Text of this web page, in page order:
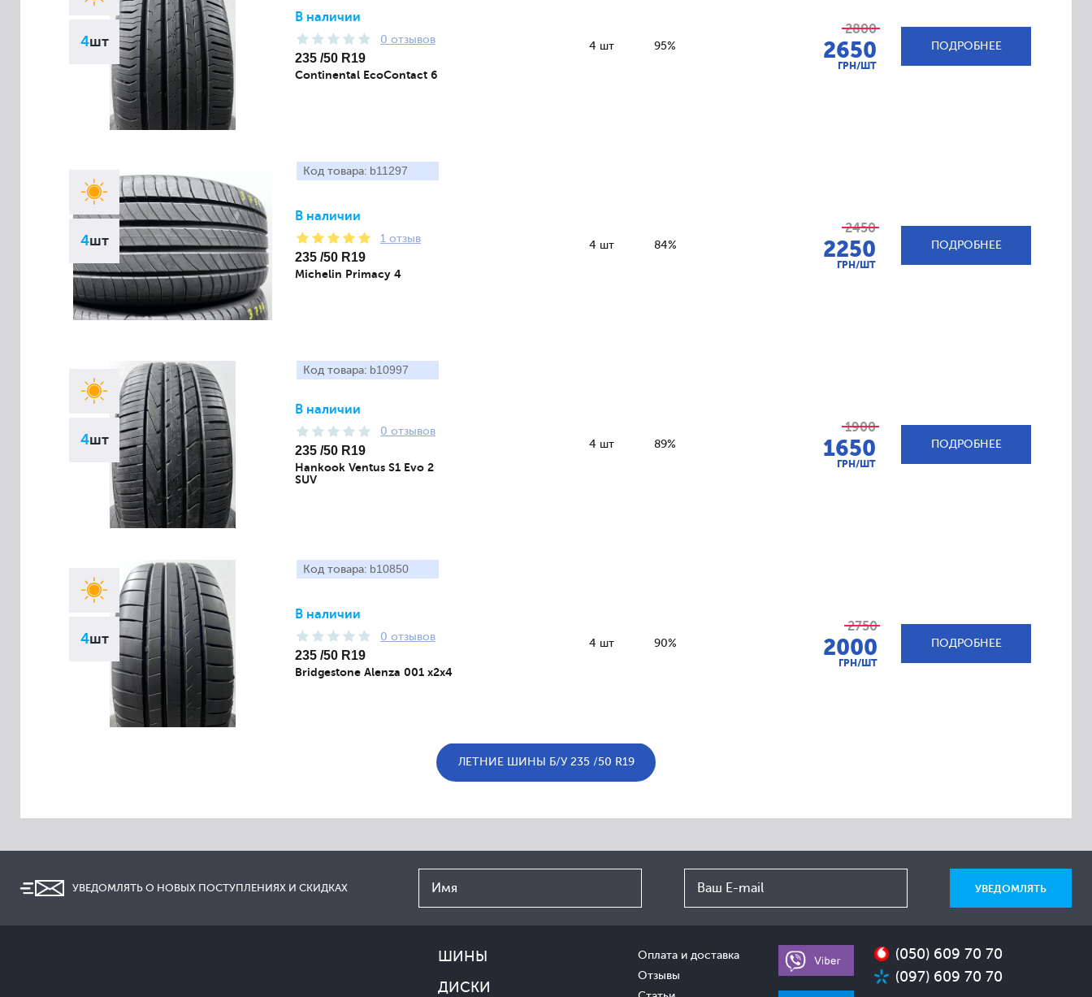
4шт
В наличии
0 отзывов
235 /50 R19
Continental EcoContact 6
4 шт 95%
2800
2650
ГРН/ШТ
ПОДРОБНЕЕ
4шт
Код товара: b11297
В наличии
1 отзыв
235 /50 R19
Michelin Primacy 4
4 шт 84%
2450
2250
ГРН/ШТ
ПОДРОБНЕЕ
4шт
Код товара: b10997
В наличии
0 отзывов
235 /50 R19
Hankook Ventus S1 Evo 2
SUV
4 шт 89%
1900
1650
ГРН/ШТ
ПОДРОБНЕЕ
4шт
Код товара: b10850
В наличии
0 отзывов
235 /50 R19
Bridgestone Alenza 001 x2x4
4 шт 90%
2750
2000
ГРН/ШТ
ПОДРОБНЕЕ
ЛЕТНИЕ ШИНЫ Б/У 235 /50 R19
УВЕДОМЛЯТЬ О НОВЫХ ПОСТУПЛЕНИЯХ И СКИДКАХ
ШИНЫ
ДИСКИ
Оплата и доставка
Отзывы
(050) 609 70 70
(097) 609 70 70